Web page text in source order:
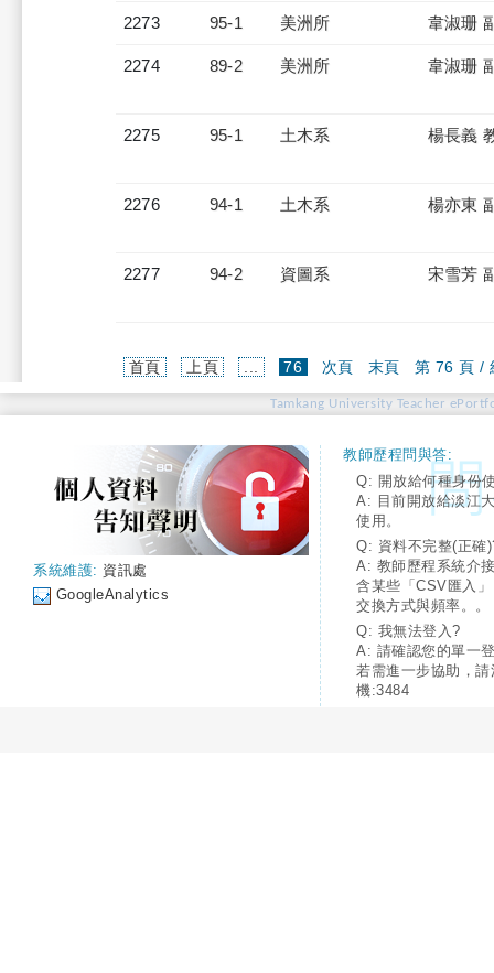
2273 95-1 美洲所 韋淑珊
2274 89-2 美洲所 韋淑珊
2275 95-1 土木系 楊長義
2276 94-1 土木系 楊亦東
2277 94-2 資圖系 宋雪芳
首頁 上頁 76(current)
次頁 末頁 第 76 頁 /
Tamkang University Teacher
系統維護: 資訊處
GoogleAnalytics
教師歷程問與答:
Q: 開放給何種身份
A: 目前開放給淡江
使用。
Q: 資料不完整(正確
A: 教師歷程系統介
含某些「CSV匯入
交換方式與頻率。。
Q: 我無法登入?
A: 請確認您的單一
若需進一步協助，
機:3484